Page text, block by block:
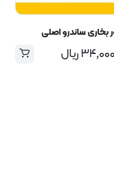
بخاری ساندرو اصلی
ریال